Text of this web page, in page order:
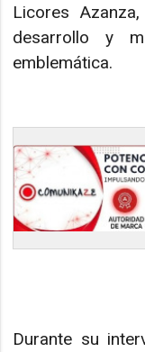
Licores
desarrollo y
emblemática.
Durante su